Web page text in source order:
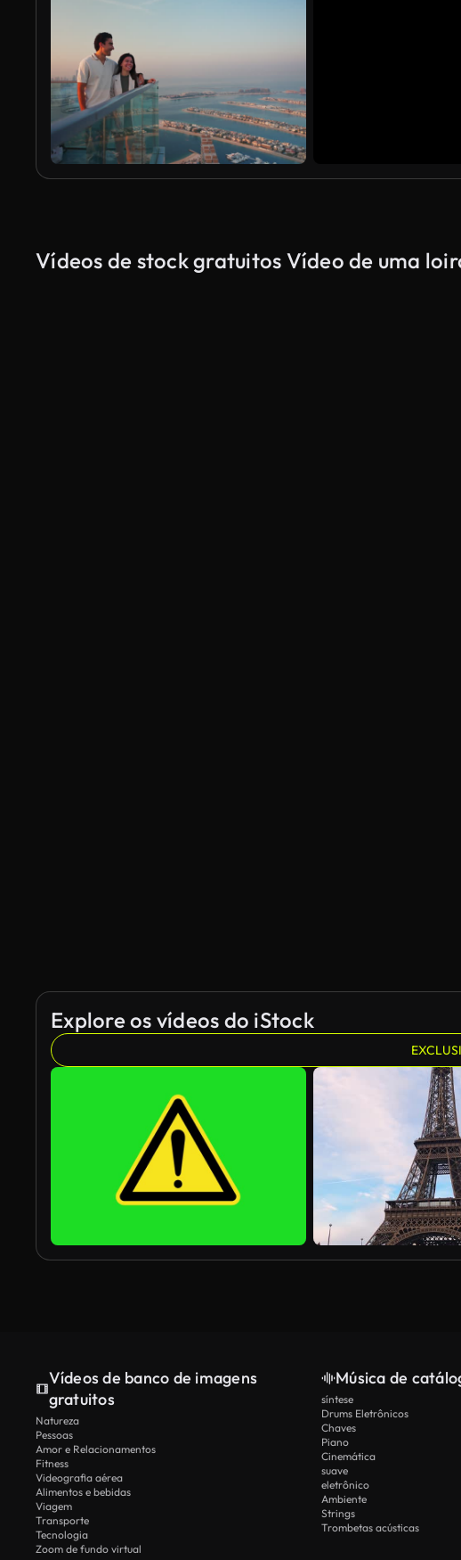
Vídeos de stock gratuitos Vídeo de uma
Explore os vídeos do iStock
Vídeos de banco de imagens
gratuitos
Natureza
Pessoas
Amor e Relacionamentos
Fitness
Videografia aérea
Alimentos e bebidas
Viagem
Transporte
Tecnologia
Zoom de fundo virtual
Música de
síntese
Drums Eletrônicos
Chaves
Piano
Cinemática
suave
eletrônico
Ambiente
Strings
Trombetas acústicas